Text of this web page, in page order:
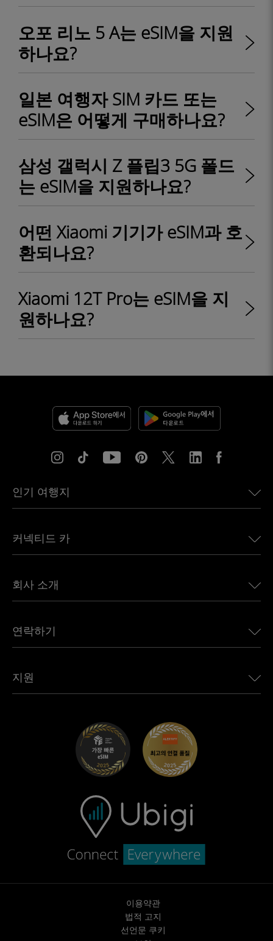
오포 리노 5 A는 eSIM을 지원
하나요?
일본 여행자 SIM 카드 또는
eSIM은 어떻게 구매하나요?
삼성 갤럭시 Z 플립3 5G 폴드
는 eSIM을 지원하나요?
어떤 Xiaomi 기기가 eSIM과 호
환되나요?
Xiaomi 12T Pro는 eSIM을 지
원하나요?
인기 여행지
유럽용 eSIM
캐나다용 eSIM
아프리카용 eSIM
모든 목적지 보기
커넥티드 카
Land Rover용 Ubigi
Jeep용 Ubigi
Mini용 Ubigi
Maserati용 Ubigi
회사 소개
언론에 소개된 Ubigi
Ubigi 앱
연락하기
제휴 프로그램
지원
이용약관
법적 고지
선언문 쿠키